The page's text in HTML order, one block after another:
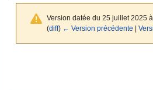
Version datée du 25 juillet 2025
(diff) ← Version précédente